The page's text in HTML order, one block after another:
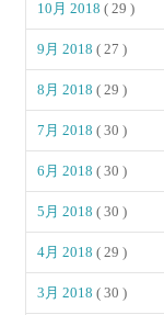
10月 2018( 29 )
9月 2018( 27 )
8月 2018( 29 )
7月 2018( 30 )
6月 2018( 30 )
5月 2018( 30 )
4月 2018( 29 )
3月 2018( 30 )